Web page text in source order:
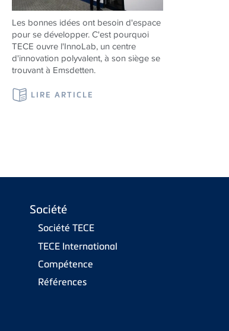
Les bonnes idées ont besoin d'espace
pour se développer. C'est pourquoi
TECE ouvre l'InnoLab, un centre
d'innovation polyvalent, à son siège se
trouvant à Emsdetten.
LIRE ARTICLE
Société
Société TECE
TECE International
Compétence
Références